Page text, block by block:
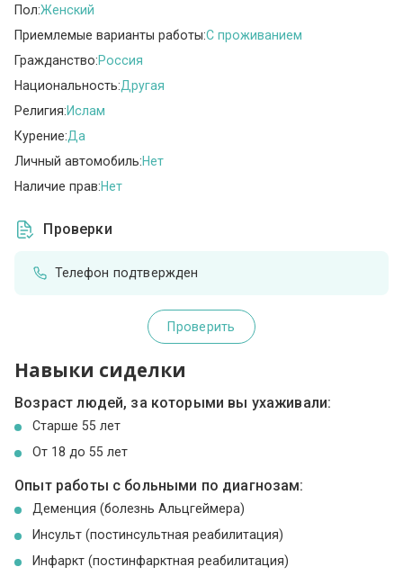
Пол:Женский
Приемлемые варианты работы:C проживанием
Гражданство:Россия
Национальность:Другая
Религия:Ислам
Курение:Да
Личный автомобиль:Нет
Наличие прав:Нет
Проверки
Телефон подтвержден
Проверить
Навыки сиделки
Возраст людей, за которыми вы ухаживали:
Cтарше 55 лет
От 18 до 55 лет
Опыт работы с больными по диагнозам:
Деменция (болезнь Альцгеймера)
Инсульт (постинсультная реабилитация)
Инфаркт (постинфарктная реабилитация)